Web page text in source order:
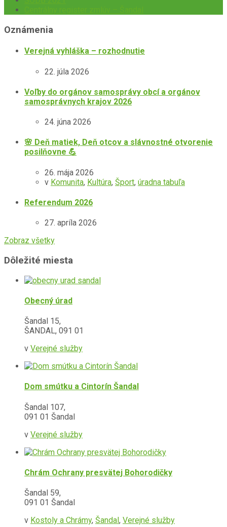
Oznámenia
Verejná vyhláška – rozhodnutie
22. júla 2026
Voľby do orgánov samosprávy obcí a orgánov
samosprávnych krajov 2026
24. júna 2026
🌸 Deň matiek, Deň otcov a slávnostné otvorenie
posilňovne 💪
26. mája 2026
v Komunita, Kultúra, Šport, úradna tabuľa
Referendum 2026
27. apríla 2026
Zobraz všetky
Dôležité miesta
Obecný úrad
Šandal 15,
ŠANDAL, 091 01
v Verejné služby
Dom smútku a Cintorín Šandal
Šandal 107,
091 01 Šandal
v Verejné služby
Chrám Ochrany presvätej Bohorodičky
Šandal 59,
091 01 Šandal
v Kostoly a Chrámy, Šandal , Verejné služby